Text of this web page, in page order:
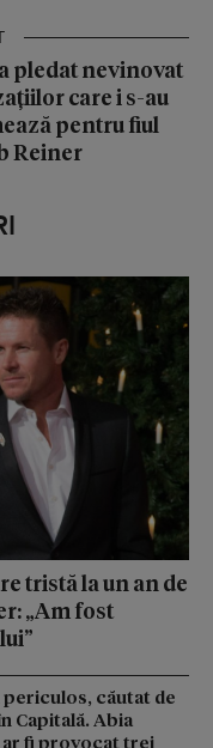
pledat nevinovat
care i s-au
pentru fiul
Reiner
tristă la un an de
„Am fost
căutat de
Capitală. Abia
fi provocat trei